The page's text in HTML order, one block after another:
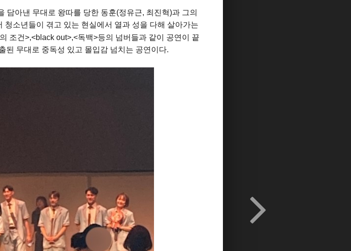
담아낸 무대로 왕따를 당한 동훈(정유근, 최진혁)과 그의
소년들이 겪고 있는 현실에서 열과 성을 다해 살아가는
조건>,<black out>,<독백>등의 넘버들과 같이 공연이 끝
된 무대로 중독성 있고 몰입감 넘치는 공연이다.